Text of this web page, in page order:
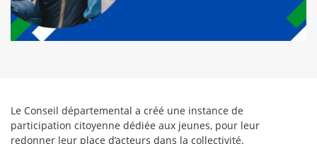
Le Conseil départemental a créé une instance de
participation citoyenne dédiée aux jeunes, pour leur
redonner leur place d’acteurs dans la collectivité.